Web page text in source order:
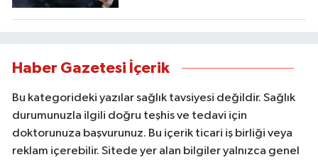
Haber Gazetesi İçerik
Bu kategorideki yazılar sağlık tavsiyesi değildir. Sağlık
durumunuzla ilgili doğru teşhis ve tedavi için
doktorunuza başvurunuz. Bu içerik ticari iş birliği veya
reklam içerebilir. Sitede yer alan bilgiler yalnızca genel